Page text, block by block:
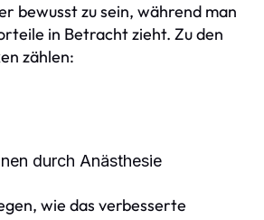
bewusst zu sein, während man
in Betracht zieht. Zu den
zählen:
durch Anästhesie
wie das verbesserte